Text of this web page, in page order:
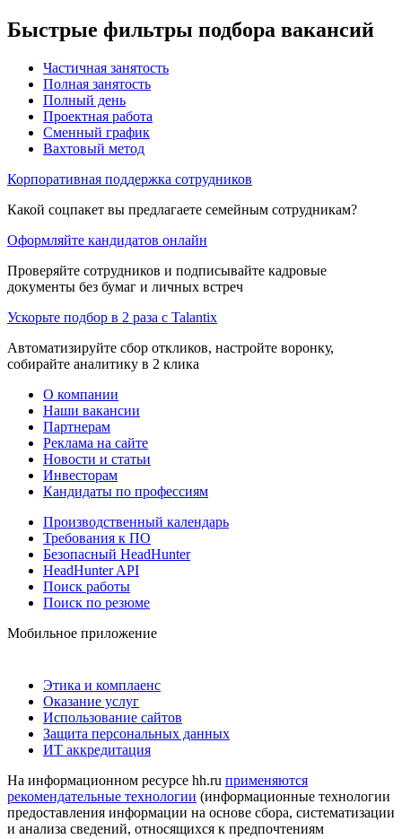
Быстрые фильтры подбора вакансий
Частичная занятость
Полная занятость
Полный день
Проектная работа
Сменный график
Вахтовый метод
Корпоративная поддержка сотрудников
Какой соцпакет вы предлагаете семейным сотрудникам?
Оформляйте кандидатов онлайн
Проверяйте сотрудников и подписывайте кадровые
документы без бумаг и личных встреч
Ускорьте подбор в 2 раза с Talantix
Автоматизируйте сбор откликов, настройте воронку,
собирайте аналитику в 2 клика
О компании
Наши вакансии
Партнерам
Реклама на сайте
Новости и статьи
Инвесторам
Кандидаты по профессиям
Производственный календарь
Требования к ПО
Безопасный HeadHunter
HeadHunter API
Поиск работы
Поиск по резюме
Мобильное приложение
Этика и комплаенс
Оказание услуг
Использование сайтов
Защита персональных данных
ИТ аккредитация
На информационном ресурсе hh.ru применяются
рекомендательные технологии (информационные технологии
предоставления информации на основе сбора, систематизации
и анализа сведений, относящихся к предпочтениям